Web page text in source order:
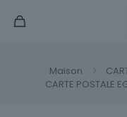
Maison
CARTE POSTALE